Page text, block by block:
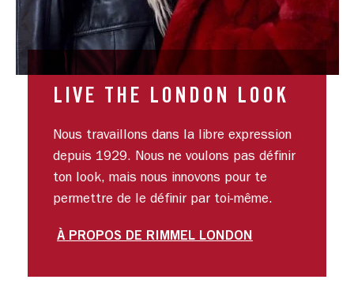
LIVE THE LONDON LOOK
Nous travaillons dans la libre expression
depuis 1929. Nous ne voulons pas définir
ton look, mais nous innovons pour te
permettre de le définir par toi-même.
À PROPOS DE RIMMEL LONDON